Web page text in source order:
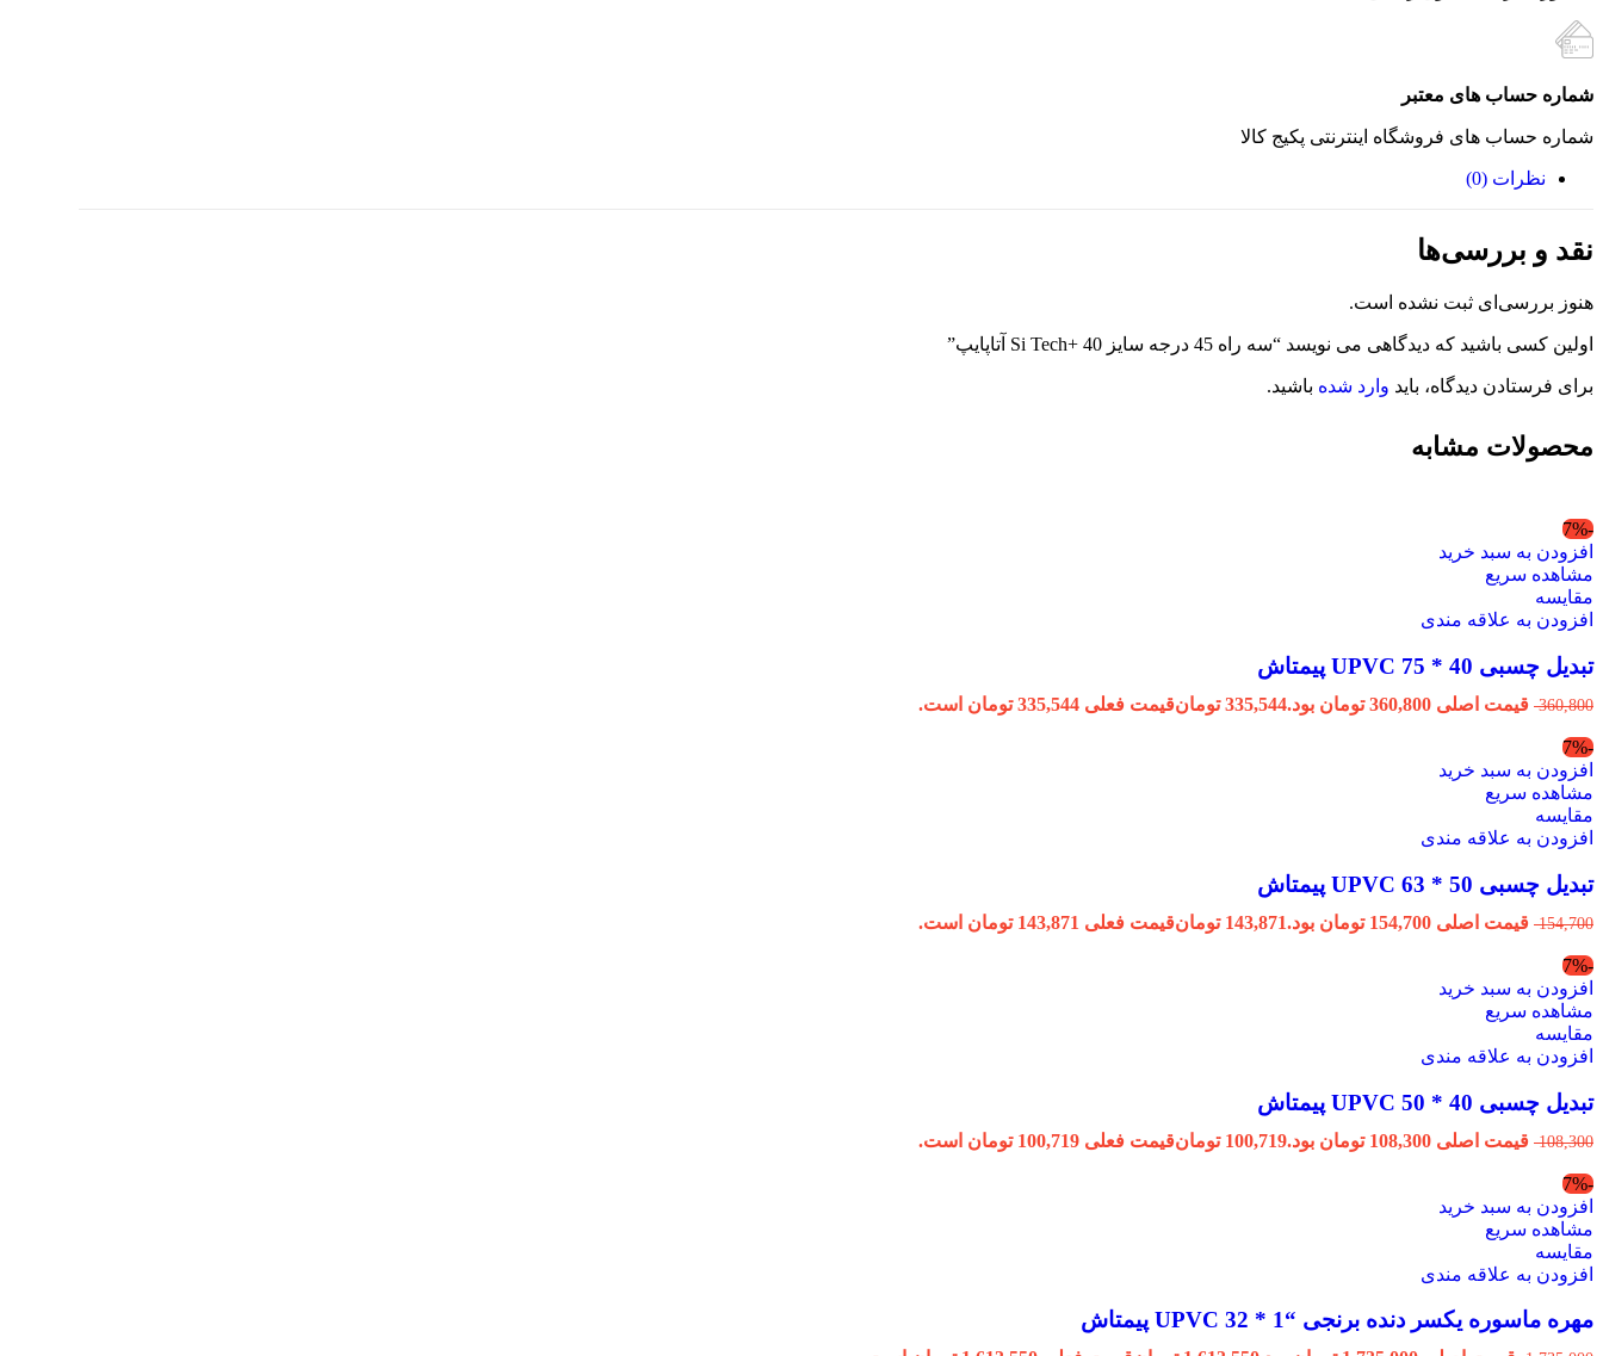
شماره حساب های معتبر
شماره حساب های فروشگاه اینترنتی پکیج کالا
نظرات (0)
نقد و بررسی‌ها
هنوز بررسی‌ای ثبت نشده است.
اولین کسی باشید که دیدگاهی می نویسد “سه راه 45 درجه سایز 40 +Si Tech آتاپایپ”
برای فرستادن دیدگاه، باید وارد شده باشید.
محصولات مشابه
-7%
افزودن به سبد خرید
مشاهده سریع
مقایسه
افزودن به علاقه مندی
تبدیل چسبی 40 * 75 UPVC پیمتاش
360,800 قیمت اصلی 360,800 تومان بود. 335,544 تومانقیمت فعلی 335,544 تومان است.
-7%
افزودن به سبد خرید
مشاهده سریع
مقایسه
افزودن به علاقه مندی
تبدیل چسبی 50 * 63 UPVC پیمتاش
154,700 قیمت اصلی 154,700 تومان بود. 143,871 تومانقیمت فعلی 143,871 تومان است.
-7%
افزودن به سبد خرید
مشاهده سریع
مقایسه
افزودن به علاقه مندی
تبدیل چسبی 40 * 50 UPVC پیمتاش
108,300 قیمت اصلی 108,300 تومان بود. 100,719 تومانقیمت فعلی 100,719 تومان است.
-7%
افزودن به سبد خرید
مشاهده سریع
مقایسه
افزودن به علاقه مندی
مهره ماسوره یکسر دنده برنجی “1 * 32 UPVC پیمتاش